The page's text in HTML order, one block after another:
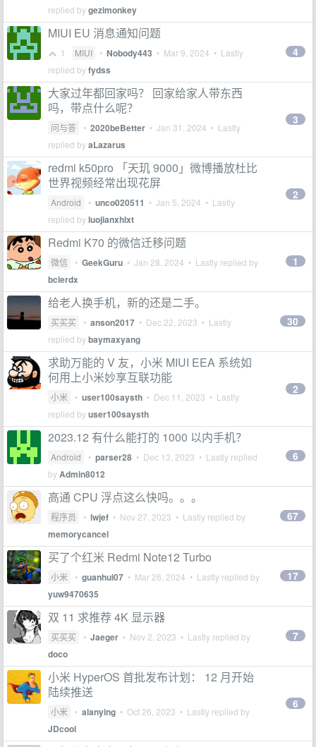
replied bygezimonkey
MIUI EU 消息通知问题
1 MIUI • Nobody443 • Mar 9, 2024 • Lastly
replied byfydss
4
大家过年都回家吗？ 回家给家人带东西
吗，带点什么呢？
问与答 • 2020beBetter • Jan 31, 2024 • Lastly
replied byaLazarus
3
redmi k50pro 「天玑 9000」微博播放杜比
世界视频经常出现花屏
Android • unco020511 • Jan 5, 2024 • Lastly
replied byluojianxhlxt
2
Redmi K70 的微信迁移问题
微信 • GeekGuru • Jan 28, 2024 • Lastly replied by
bclerdx
1
给老人换手机，新的还是二手。
买买买 • anson2017 • Dec 22, 2023 • Lastly
replied bybaymaxyang
30
求助万能的 V 友，小米 MIUI EEA 系统如
何用上小米妙享互联功能
小米 • user100saysth • Dec 11, 2023 • Lastly
replied byuser100saysth
2
2023.12 有什么能打的 1000 以内手机？
Android • parser28 • Dec 13, 2023 • Lastly replied
byAdmin8012
6
高通 CPU 浮点这么快吗。。。
程序员 • lwjef • Nov 27, 2023 • Lastly replied by
memorycancel
67
买了个红米 Redmi Note12 Turbo
小米 • guanhui07 • Mar 26, 2024 • Lastly replied by
yuw9470635
17
双 11 求推荐 4K 显示器
买买买 • Jaeger • Nov 2, 2023 • Lastly replied by
doco
7
小米 HyperOS 首批发布计划： 12 月开始
陆续推送
小米 • alanying • Oct 26, 2023 • Lastly replied by
JDcool
6